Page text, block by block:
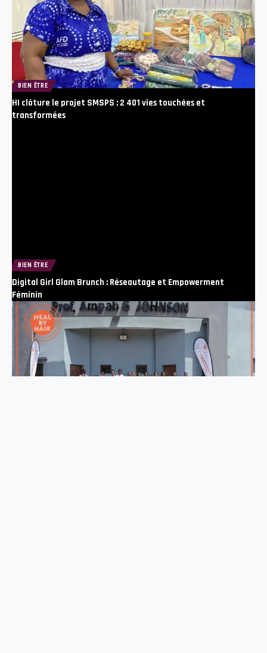
BIEN ÊTRE
HI clôture le projet SMSPS : 2 401 vies touchées et
transformées
BIEN ÊTRE
Digital Girl Glam Brunch : Réseautage et Empowerment
Féminin